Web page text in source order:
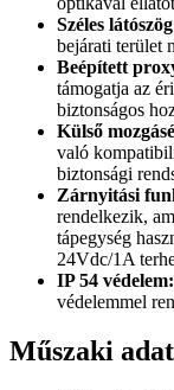
Széles
bejárati terület
Beépített
támogatja az
biztonságos
Külső
való
biztonsági
Zárnyitási
rendelkezik,
tápegység
24Vdc/1A
IP 54 védelem:
védelemmel
Műszaki